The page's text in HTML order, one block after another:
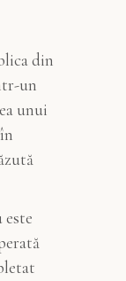
din
un
unui
este